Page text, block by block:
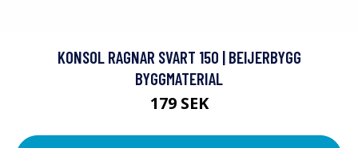
KONSOL RAGNAR SVART 150 | BEIJERBYGG
BYGGMATERIAL
179 SEK